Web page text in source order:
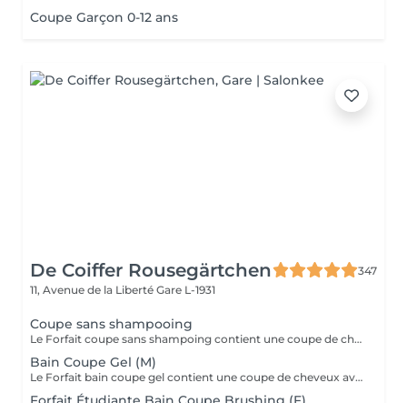
Coupe Garçon 0-12 ans
De Coiffer Rousegärtchen
347
11, Avenue de la Liberté Gare L-1931
Coupe sans shampooing
Le Forfait coupe sans shampoing contient une coupe de cheveux sans shampoing pour les étudiants. En cas de questions veuillez appeler au +352 26 35 02 89.
Bain Coupe Gel (M)
Le Forfait bain coupe gel contient une coupe de cheveux avec shampoing et l'application d'un produit de finition (Gel, Cire, Laque, etc.) pour les étudiants. En cas de questions veuillez appeler au +352 26 35 02 89.